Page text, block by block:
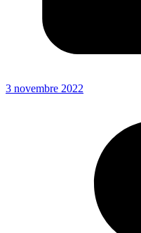
3 novembre 2022